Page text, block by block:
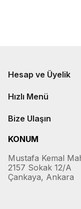
Hesap ve Üyelik
Hızlı Menü
Bize Ulaşın
KONUM
Mustafa Kemal
2157 Sokak 12/A
Çankaya, Ankara